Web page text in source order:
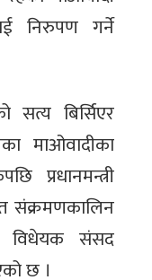
निरुपण गर्ने
बिर्सिएर
माओवादीका
प्रधानमन्त्री
संक्रमणकालिन
विधेयक संसद
छ ।